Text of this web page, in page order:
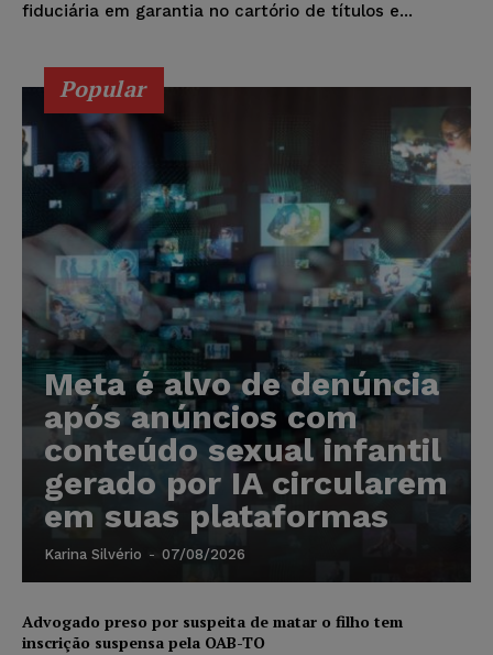
fiduciária em garantia no cartório de títulos e...
Popular
Meta é alvo de denúncia
após anúncios com
conteúdo sexual infantil
gerado por IA circularem
em suas plataformas
Karina Silvério - 07/08/2026
Advogado preso por suspeita de matar o filho tem
inscrição suspensa pela OAB-TO